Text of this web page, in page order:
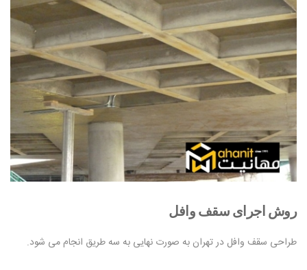
روش اجرای سقف وافل
طراحی سقف وافل در تهران به صورت نهایی به سه طریق انجام می شود.